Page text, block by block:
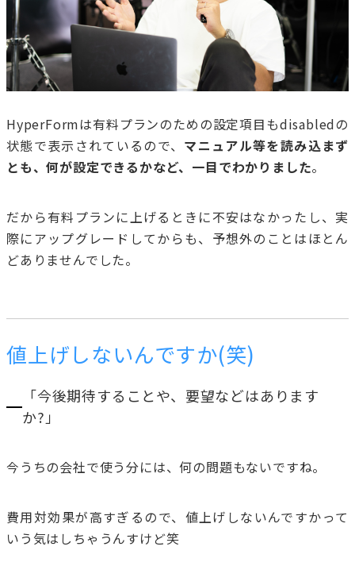
HyperFormは有料プランのための設定項目もdisabledの
状態で表示されているので、 マニュアル等を読み込まず
とも、何が設定できるかなど、一目でわかりました。
だから有料プランに上げるときに不安はなかったし、実
際にアップグレードしてからも、予想外のことはほとん
どありませんでした。
値上げしないんですか(笑)
「今後期待することや、要望などはあります
か?」
今うちの会社で使う分には、何の問題もないですね。
費用対効果が高すぎるので、値上げしないんですかって
いう気はしちゃうんすけど笑